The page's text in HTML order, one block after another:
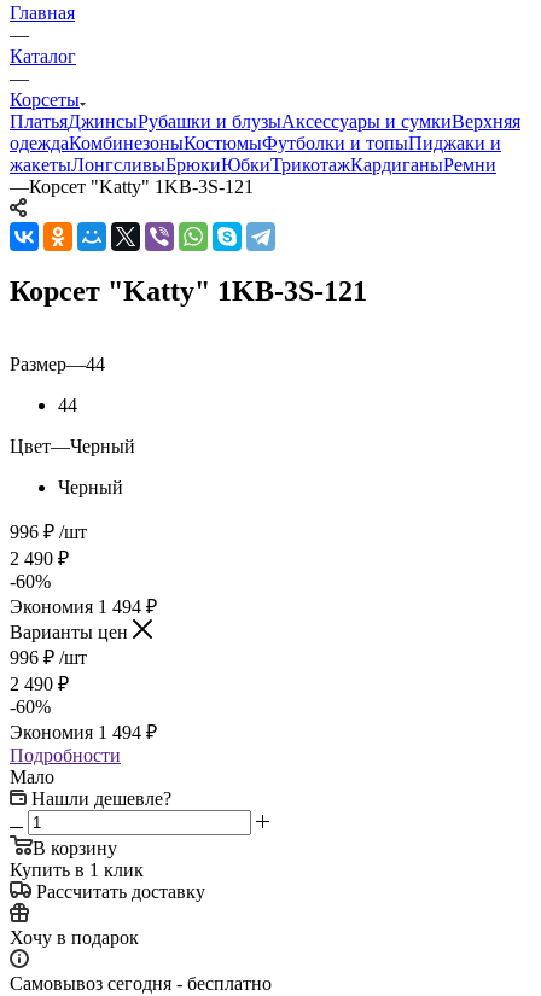
Главная
—
Каталог
—
Корсеты
ПлатьяДжинсыРубашки и блузыАксессуары и сумкиВерхняя
одеждаКомбинезоныКостюмыФутболки и топыПиджаки и
жакетыЛонгсливыБрюкиЮбкиТрикотажКардиганыРемни
—Корсет "Katty" 1KB-3S-121
Корсет "Katty" 1KB-3S-121
Размер—44
44
Цвет—Черный
Черный
996 ₽ /шт
2 490 ₽
-60%
Экономия 1 494 ₽
Варианты цен
996 ₽ /шт
2 490 ₽
-60%
Экономия 1 494 ₽
Подробности
Мало
Нашли дешевле?
В корзину
Купить в 1 клик
Рассчитать доставку
Хочу в подарок
Самовывоз сегодня - бесплатно